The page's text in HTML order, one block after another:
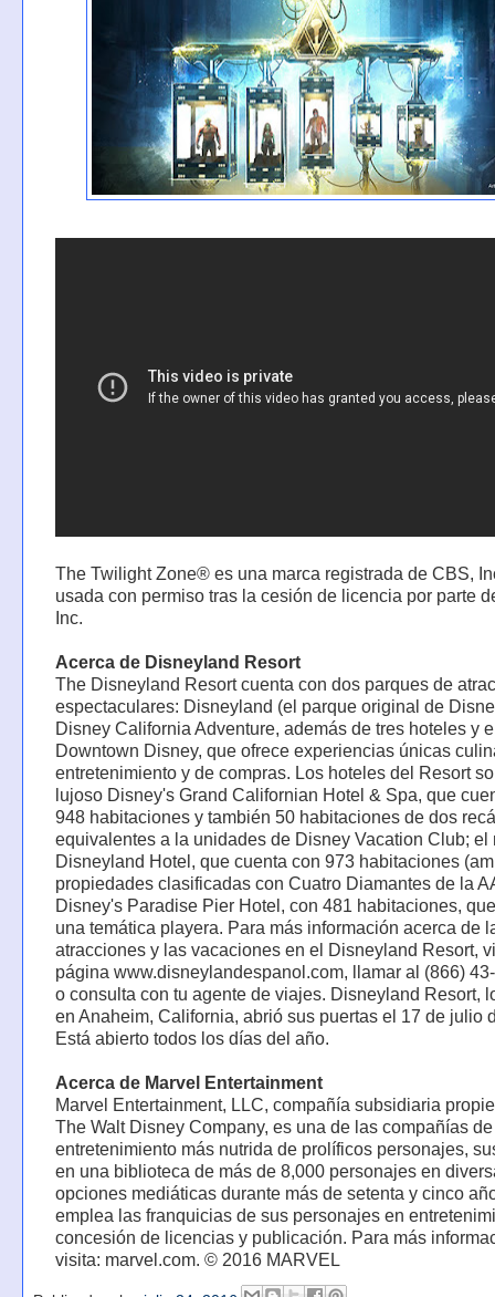
The Twilight Zone® es una marca registrada de CBS,
usada con permiso tras la cesión de licencia por parte
Inc.
Acerca de Disneyland Resort
The Disneyland Resort cuenta con dos parques de
espectaculares: Disneyland (el parque original de
Disney California Adventure, además de tres hoteles y
Downtown Disney, que ofrece experiencias únicas
entretenimiento y de compras. Los hoteles del Resort
lujoso Disney's Grand Californian Hotel & Spa, que
948 habitaciones y también 50 habitaciones de dos
equivalentes a la unidades de Disney Vacation Club; el
Disneyland Hotel, que cuenta con 973 habitaciones
propiedades clasificadas con Cuatro Diamantes de la
Disney's Paradise Pier Hotel, con 481 habitaciones,
una temática playera. Para más información acerca de
atracciones y las vacaciones en el Disneyland Resort,
página www.disneylandespanol.com, llamar al (866)
o consulta con tu agente de viajes. Disneyland Resort,
en Anaheim, California, abrió sus puertas el 17 de julio
Está abierto todos los días del año.
Acerca de Marvel Entertainment
Marvel Entertainment, LLC, compañía subsidiaria
The Walt Disney Company, es una de las compañías de
entretenimiento más nutrida de prolíficos personajes,
en una biblioteca de más de 8,000 personajes en
opciones mediáticas durante más de setenta y cinco
emplea las franquicias de sus personajes en
concesión de licencias y publicación. Para más
visita: marvel.com. © 2016 MARVEL